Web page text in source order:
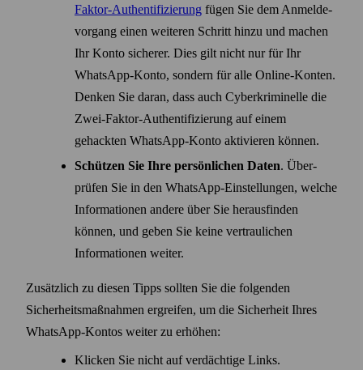
Faktor-Authentifizierung fügen Sie dem Anmelde­
vorgang einen weiteren Schritt hinzu und machen
Ihr Konto sicherer. Dies gilt nicht nur für Ihr
WhatsApp-Konto, sondern für alle Online-Konten.
Denken Sie daran, dass auch Cyber­kriminelle die
Zwei-Faktor-Authentifizierung auf einem
gehackten WhatsApp-Konto aktivieren können.
Schützen Sie Ihre persönlichen Daten. Über­
prüfen Sie in den WhatsApp-Einstellungen, welche
Informationen andere über Sie herausfinden
können, und geben Sie keine vertraulichen
Informationen weiter.
Zusätzlich zu diesen Tipps sollten Sie die folgenden
Sicherheits­maßnahmen ergreifen, um die Sicherheit Ihres
WhatsApp-Kontos weiter zu erhöhen:
Klicken Sie nicht auf verdächtige Links.